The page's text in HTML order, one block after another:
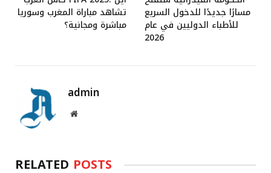
تشاهد مباراة المغرب وسوريا
مباشرة ومجانية؟
مسارًا جديدًا للدخول السريع
للأطباء الدوليين في عام
2026
admin
Website
RELATED POSTS